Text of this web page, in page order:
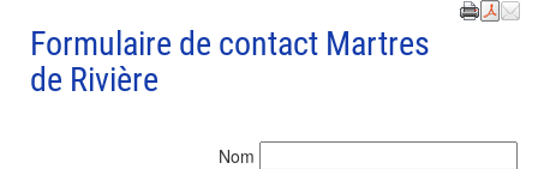
Formulaire de contact Martres
de Rivière
Nom